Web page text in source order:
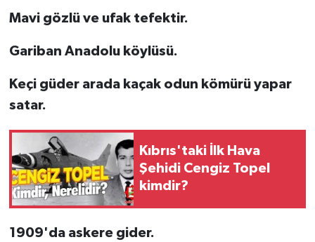
Mavi gözlü ve ufak tefektir.
Gariban Anadolu köylüsü.
Keçi güder arada kaçak odun kömürü yapar
satar.
Kıbrıs'taki İlk Hava
Şehidi Cengiz Topel
kimdir?
1909'da askere gider.